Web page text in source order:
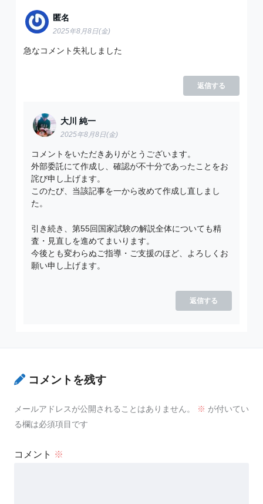
匿名
2025年8月8日(金)
急なコメント失礼しました
返信する
大川 純一
2025年8月8日(金)
コメントをいただきありがとうございます。
外部委託にて作成し、確認が不十分であったことをお
詫び申し上げます。
このたび、当該記事を一から改めて作成し直しまし
た。
引き続き、第55回国家試験の解説全体についても精
査・見直しを進めてまいります。
今後とも変わらぬご指導・ご支援のほど、よろしくお
願い申し上げます。
返信する
コメントを残す
メールアドレスが公開されることはありません。 ※ が付いてい
る欄は必須項目です
コメント ※